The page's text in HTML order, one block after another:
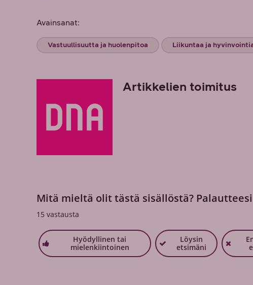
Avainsanat:
Vastuullisuutta ja huolenpitoa Liikuntaa ja
Artikkelien toimitus
Mitä mieltä olit tästä sisällöstä?
15 vastausta
Hyödyllinen tai
mielenkiintoinen
Löysin
etsimäni